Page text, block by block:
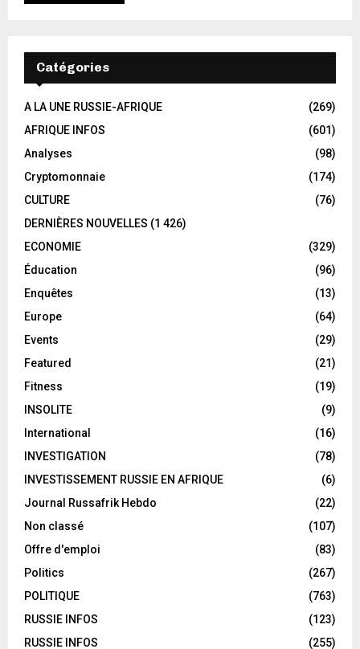
Catégories
A LA UNE RUSSIE-AFRIQUE
(269)
AFRIQUE INFOS
(601)
Analyses
(98)
Cryptomonnaie
(174)
CULTURE
(76)
DERNIÈRES NOUVELLES (1 426)
ECONOMIE
(329)
Éducation
(96)
Enquêtes
(13)
Europe
(64)
Events
(29)
Featured
(21)
Fitness
(19)
INSOLITE
(9)
International
(16)
INVESTIGATION
(78)
INVESTISSEMENT RUSSIE EN AFRIQUE
(6)
Journal Russafrik Hebdo
(22)
Non classé
(107)
Offre d'emploi
(83)
Politics
(267)
POLITIQUE
(763)
RUSSIE INFOS
(123)
RUSSIE INFOS
(255)